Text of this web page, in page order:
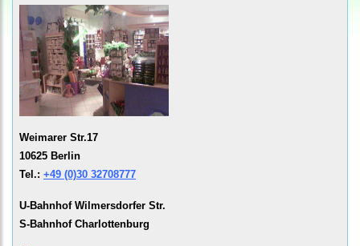
Weimarer Str.17
10625 Berlin
Tel.: +49 (0)30 32708777
U-Bahnhof Wilmersdorfer Str.
S-Bahnhof Charlottenburg